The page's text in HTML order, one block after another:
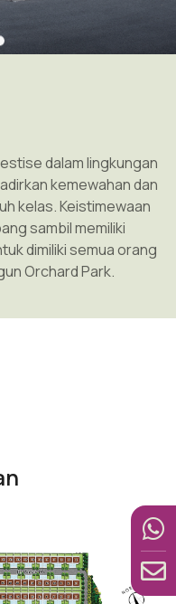
dalam lingkungan
kemewahan dan
kelas. Keistimewaan
sambil memiliki
dimiliki semua orang
Orchard Park.